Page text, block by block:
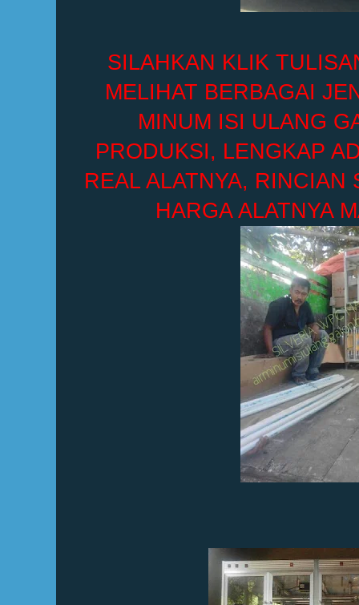
SILAHKAN KLIK
MELIHAT BERBAGAI
MINUM ISI ULANG
PRODUKSI, LENGKAP
REAL ALATNYA, RINCIAN
HARGA ALATNYA